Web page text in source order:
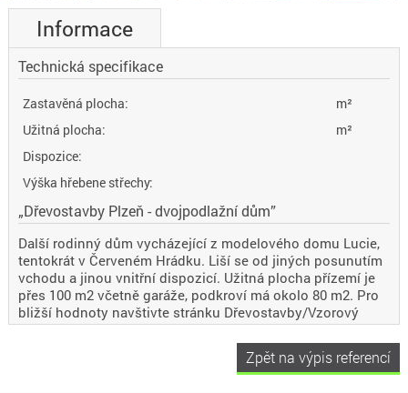
Informace
Technická specifikace
Zastavěná plocha:
m²
Užitná plocha:
m²
Dispozice:
Výška hřebene střechy:
„Dřevostavby Plzeň - dvojpodlažní dům”
Další rodinný dům vycházející z modelového domu Lucie,
tentokrát v Červeném Hrádku. Liší se od jiných posunutím
vchodu a jinou vnitřní dispozicí. Užitná plocha přízemí je
přes 100 m2 včetně garáže, podkroví má okolo 80 m2. Pro
bližší hodnoty navštivte stránku Dřevostavby/Vzorový
dům.
Zpět na výpis referencí